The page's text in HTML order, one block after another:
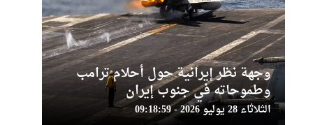
وجهة نظر إيرانية حول أحلام ترامب
وطموحاته في جنوب إيران
الثلاثاء 28 يوليو 2026 - 09:18:59